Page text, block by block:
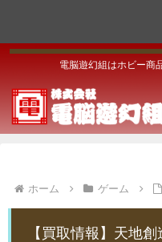
電脳遊幻組はホビー商
ホーム ゲーム
【買取情報】天地創